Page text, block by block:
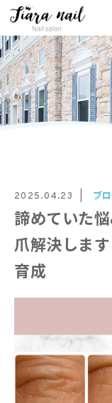
2025.04.23 ブ
諦めていた
爪解決しま
育成